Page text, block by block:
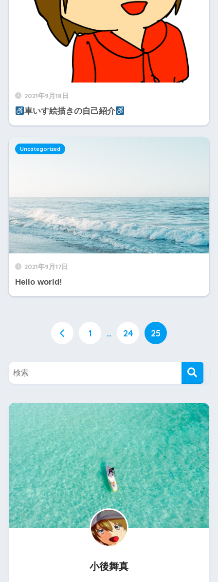
2021年9月18日
車いす絵描きの自己紹介
2021年9月17日
Hello world!
Uncategorized
1 … 24 25
小後舞真